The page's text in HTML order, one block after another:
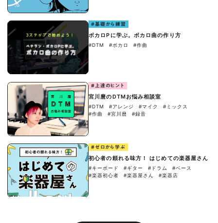
#基礎から練習
ボカロPに学ぶ。ボカロ曲の作り方
#DTM #ボカロ #作曲
#上達のヒント
宮川麿のDTMお悩み相談室
#DTM #アレンジ #マイク
#ミックス
#作曲
#宮川麿 #録音
#ゼロから学ぶ
初心者の頼れる味方！ はじめての楽器屋さん
#キーボード #ギター #ドラム
#ベース
#楽器初心者
#楽器屋さん #楽器店